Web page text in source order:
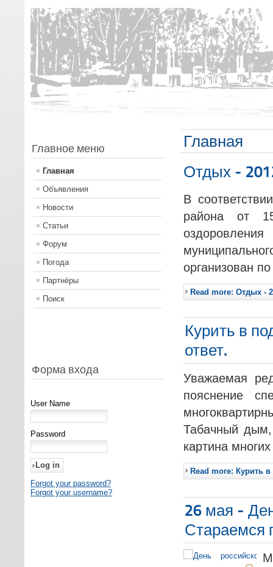
Главное меню
Главная
Объявления
Новости
Статьи
Форум
Погода
Партнёры
Поиск
Форма входа
User Name
Password
Forgot your password?
Forgot your username?
Главная
Отдых -
В
района от
организован
Read more: Отдых -
Курить в
ответ.
Уважаемая
пояснение
Табачный дым,
картина
Read more: Курить
26 мая -
Стараемся